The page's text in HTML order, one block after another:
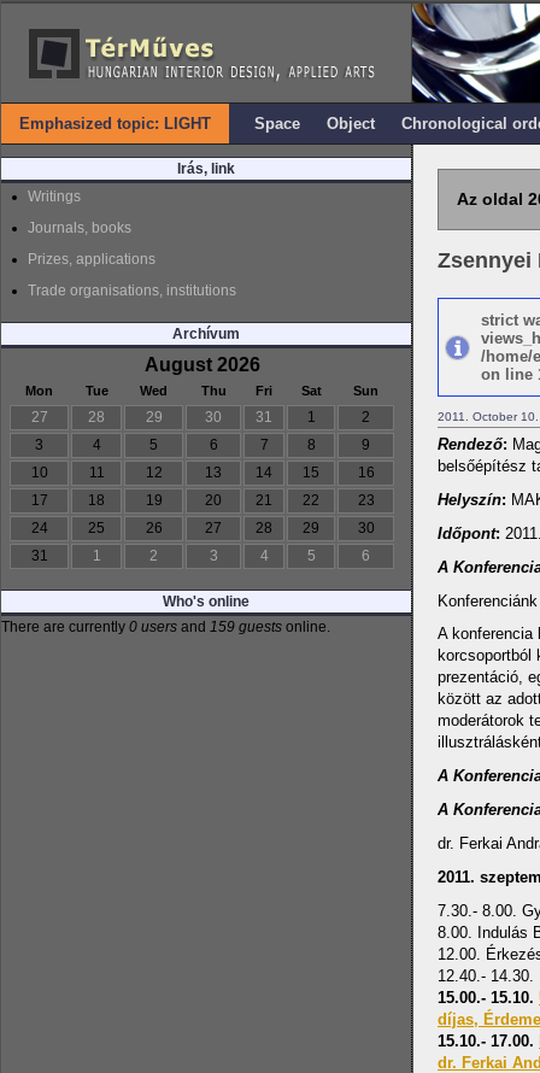
Emphasized topic: LIGHT Space Object Chronological
Irás, link
Writings
Journals, books
Prizes, applications
Trade organisations, institutions
Archívum
August 2026
Mon Tue Wed Thu Fri Sat Sun
27 28 29 30 31 1
2
3
4 5 6 7 8
9
10
11 12 13 14 15
16
17
18 19 20 21 22
23
24
25 26 27 28 29
30
31
1 2 3 4 5 6
Who's online
There are currently 0 users and 159 guests online.
Az oldal
Zsennyei
strict
/home/
on line
2011. October
Rendező:
belsőépítész
Helyszín:
Időpont:
A
A konferencia
korcsoportból
prezentáció,
között az
moderátorok
A
A
dr. Ferkai
2011.
7.30.- 8.00.
8.00. Indulás
12.00.
12.40.- 14.30.
15.00.- 15.10.
díjas,
15.10.- 17.00.
dr. Ferkai